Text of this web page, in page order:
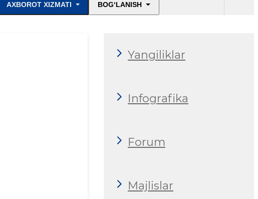
AXBOROT XIZMATI BOG‘LANISH
Yangiliklar
Infografika
Forum
Majlislar